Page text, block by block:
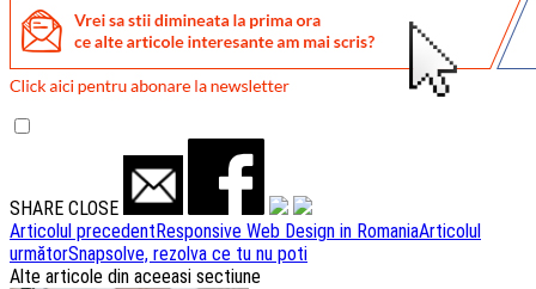
SHARE CLOSE
Navigare
articole
Articolul precedentResponsive Web Design in RomaniaArticolul
următorSnapsolve, rezolva ce tu nu poti
Alte articole din aceeasi sectiune